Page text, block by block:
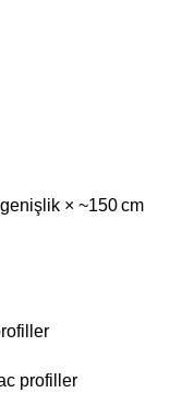
× ~150 cm
profiller